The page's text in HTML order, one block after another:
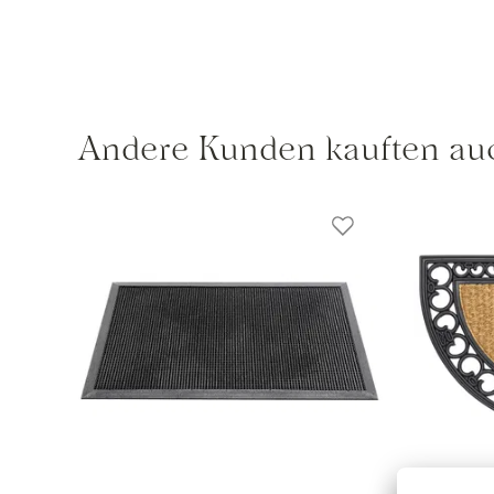
Andere Kunden kauften